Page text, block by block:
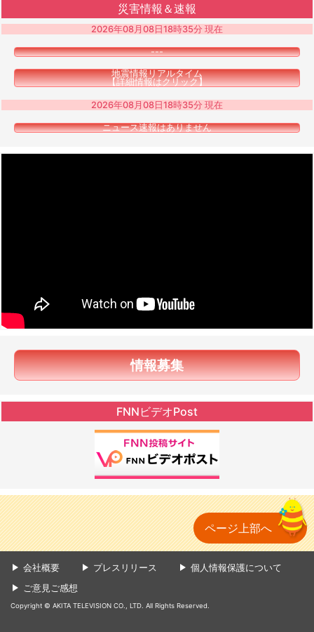
災害情報＆速報
2026年08月08日18時35分 現在
---
地震情報リアルタイム
【詳細情報はクリック】
2026年08月08日18時35分 現在
ニュース速報はありません
情報募集
FNNビデオPost
ページ上部へ
会社概要 プレスリリース
個人情報保護について
ご意見ご感想
Copyright © AKITA TELEVISION CO., LTD. All Rights Reserved.